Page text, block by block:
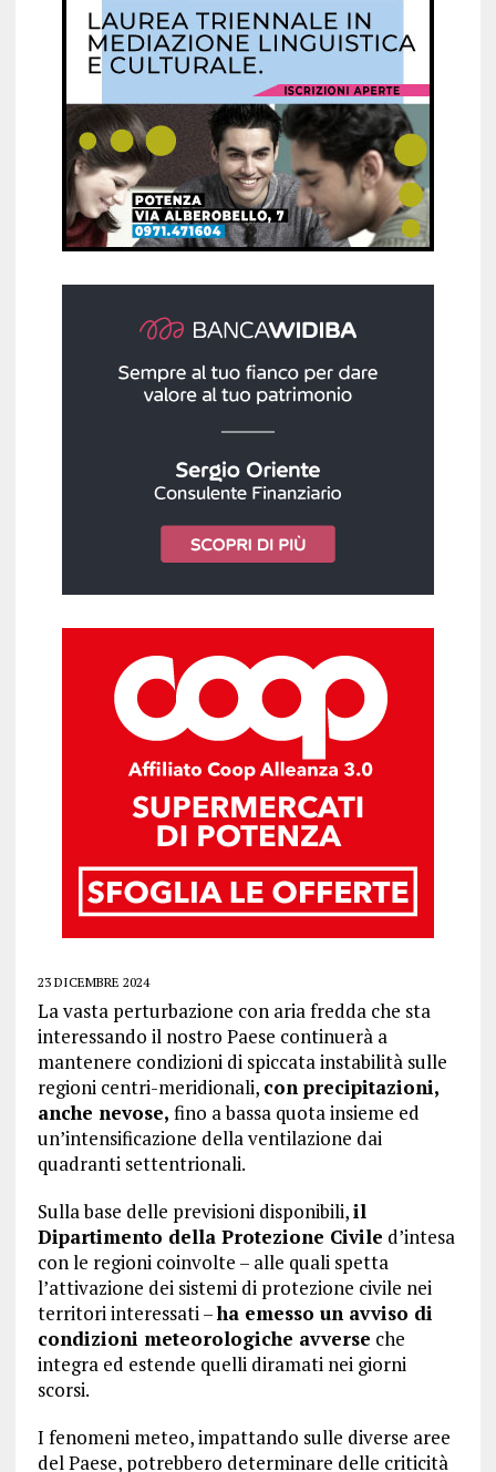
23 DICEMBRE 2024
La vasta perturbazione con aria fredda che sta
interessando il nostro Paese continuerà a
mantenere condizioni di spiccata instabilità sulle
regioni centri-meridionali, con precipitazioni,
anche nevose, fino a bassa quota insieme ed
un’intensificazione della ventilazione dai
quadranti settentrionali.
Sulla base delle previsioni disponibili,il
Dipartimento della Protezione Civile d’intesa
con le regioni coinvolte – alle quali spetta
l’attivazione dei sistemi di protezione civile nei
territori interessati –ha emesso un avviso di
condizioni meteorologiche avverse che
integra ed estende quelli diramati nei giorni
scorsi.
I fenomeni meteo, impattando sulle diverse aree
del Paese, potrebbero determinare delle criticità